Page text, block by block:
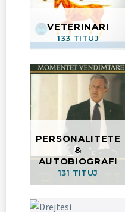
VETERINARI
133 TITUJ
PERSONALITETE
&
AUTOBIOGRAFI
131 TITUJ